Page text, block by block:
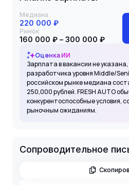
Медиана
220 000 ₽
Рынок
160 000 ₽ – 300 000 ₽
Оценка ИИ
Зарплата в вакансии не указана,
разработчика уровня Middle/
российском рынке медиана
250,000 рублей. FRESH AUTO
конкурентоспособные условия,
рыночным ожиданиям.
Сопроводительное